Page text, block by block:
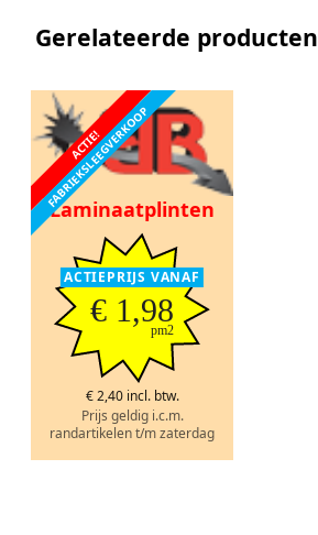
Gerelateerde producten
ACTIE!
FABRIEKSLEEGVERKOOP
Laminaatplinten
ACTIEPRIJS VANAF
€ 1,98
pm2
€ 2,40 incl. btw.
Prijs geldig i.c.m.
randartikelen t/m zaterdag